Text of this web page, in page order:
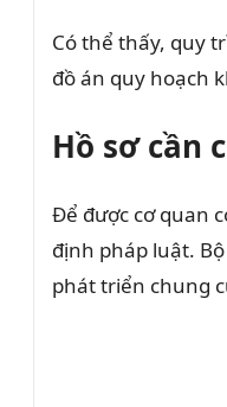
Có thể thấy, quy
đồ án quy hoạch
Hồ sơ cần
Để được cơ quan
định pháp luật.
phát triển chung